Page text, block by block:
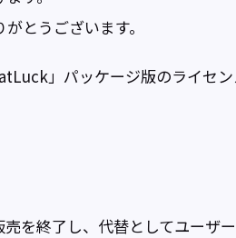
とうございます。
」パッケージ版のライセン
を終了し、代替としてユーザ